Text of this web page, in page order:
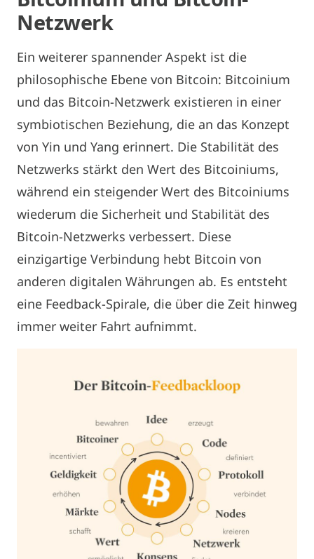
Netzwerk
Ein weiterer spannender Aspekt ist die
philosophische Ebene von Bitcoin: Bitcoinium
und das Bitcoin-Netzwerk existieren in einer
symbiotischen Beziehung, die an das Konzept
von Yin und Yang erinnert. Die Stabilität des
Netzwerks stärkt den Wert des Bitcoiniums,
während ein steigender Wert des Bitcoiniums
wiederum die Sicherheit und Stabilität des
Bitcoin-Netzwerks verbessert. Diese
einzigartige Verbindung hebt Bitcoin von
anderen digitalen Währungen ab. Es entsteht
eine Feedback-Spirale, die über die Zeit hinweg
immer weiter Fahrt aufnimmt.